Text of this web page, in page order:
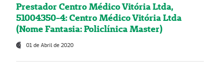
Prestador Centro Médico Vitória Ltda,
51004350-4: Centro Médico Vitória Ltda
(Nome Fantasia: Policlínica Master)
01 de Abril de 2020